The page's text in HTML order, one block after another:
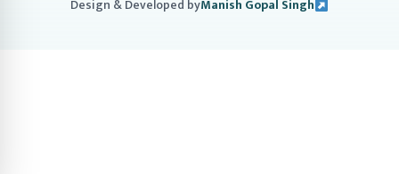
Design & Developed byManish Gopal Singh